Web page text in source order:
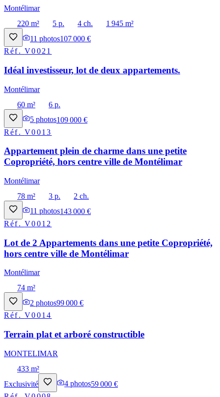
Montélimar
220 m²
5 p. 4 ch.
1 945 m²
11 photos107 000 €
Réf.V0021
Idéal investisseur, lot de deux appartements.
Montélimar
60 m²
6 p.
5 photos109 000 €
Réf.V0013
Appartement plein de charme dans une petite
Copropriété, hors centre ville de Montélimar
Montélimar
78 m²
3 p.
2 ch.
11 photos143 000 €
Réf.V0012
Lot de 2 Appartements dans une petite Copropriété,
hors centre ville de Montélimar
Montélimar
74 m²
2 photos99 000 €
Réf.V0014
Terrain plat et arboré constructible
MONTELIMAR
433 m²
Exclusivité
4 photos59 000 €